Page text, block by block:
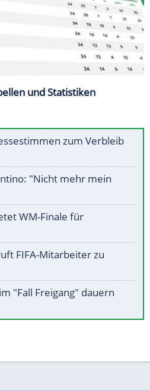
und Statistiken
zum Verbleib
"Nicht mehr mein
WM-Finale für
FIFA-Mitarbeiter zu
"Fall Freigang" dauern